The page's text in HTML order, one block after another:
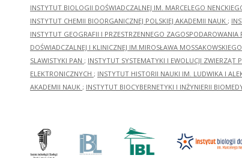
INSTYTUT BIOLOGII DOŚWIADCZALNEJ IM. MARCELEGO
INSTYTUT CHEMII BIOORGANICZNEJ POLSKIEJ AKADEMII NAUK ;
INSTYTUT GEOGRAFII I PRZESTRZENNEGO ZAGOSPODAROWANIA
DOŚWIADCZALNEJ I KLINICZNEJ IM.MIROSŁAWA
SLAWISTYKI PAN ; INSTYTUT SYSTEMATYKI I EWOLUCJI ZWIERZĄT
ELEKTRONICZNYCH ; INSTYTUT HISTORII NAUKI IM. LUDWIKA I
AKADEMII NAUK ; INSTYTUT BIOCYBERNETYKI I INŻYNIERII